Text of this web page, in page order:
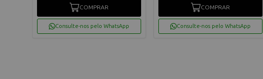
COMPRAR
Consulte-nos pelo WhatsApp
COMPRAR
Consulte-nos pelo WhatsApp